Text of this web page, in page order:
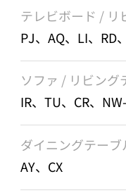
テレビボード / リ
PJ、AQ、LI、RD
ソファ / リビング
IR、TU、CR、
ダイニングテー
AY、CX